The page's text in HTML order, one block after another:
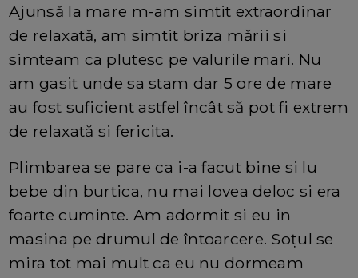
Ajunsă la mare m-am simtit extraordinar
de relaxată, am simtit briza mării si
simteam ca plutesc pe valurile mari. Nu
am gasit unde sa stam dar 5 ore de mare
au fost suficient astfel încât să pot fi extrem
de relaxată si fericita.
Plimbarea se pare ca i-a facut bine si lu
bebe din burtica, nu mai lovea deloc si era
foarte cuminte. Am adormit si eu in
masina pe drumul de întoarcere. Soțul se
mira tot mai mult ca eu nu dormeam